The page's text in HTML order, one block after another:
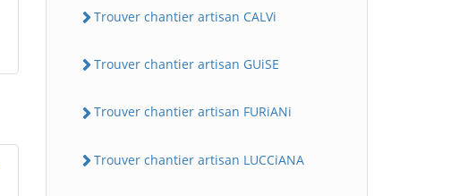
Trouver chantier artisan CALVi
Trouver chantier artisan GUiSE
Trouver chantier artisan FURiANi
Trouver chantier artisan LUCCiANA